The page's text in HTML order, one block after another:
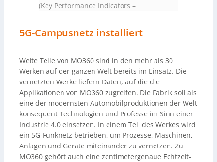
(Key Performance Indicators –
5G-Campusnetz installiert
Weite Teile von MO360 sind in den mehr als 30
Werken auf der ganzen Welt bereits im Einsatz. Die
vernetzten Werke liefern Daten, auf die die
Applikationen von MO360 zugreifen. Die Fabrik soll als
eine der modernsten Automobilproduktionen der Welt
konsequent Technologien und Professe im Sinn einer
Industrie 4.0 einsetzen. In einem Teil des Werkes wird
ein 5G-Funknetz betrieben, um Prozesse, Maschinen,
Anlagen und Geräte miteinander zu vernetzen. Zu
MO360 gehört auch eine zentimetergenaue Echtzeit-